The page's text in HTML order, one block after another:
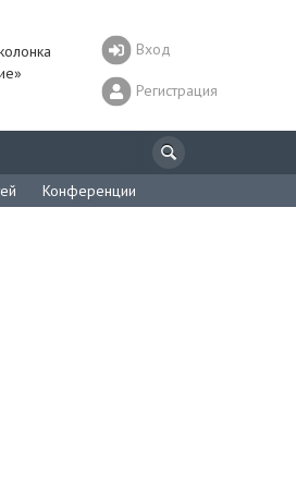
Вход
Регистрация
Конференции